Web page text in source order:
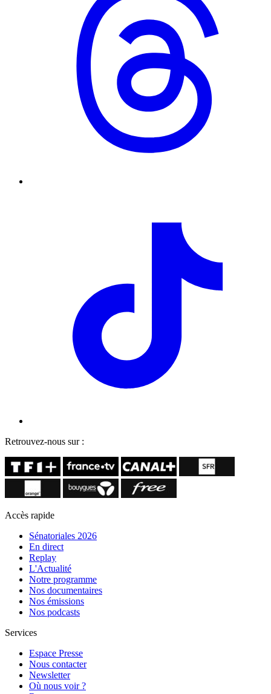
Retrouvez-nous sur :
Accès rapide
Sénatoriales 2026
En direct
Replay
L'Actualité
Notre programme
Nos documentaires
Nos émissions
Nos podcasts
Services
Espace Presse
Nous contacter
Newsletter
Où nous voir ?